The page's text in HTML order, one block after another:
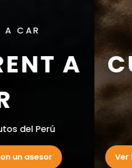
RENT A CAR
RENT A
de autos del Perú
Habla con un asesor